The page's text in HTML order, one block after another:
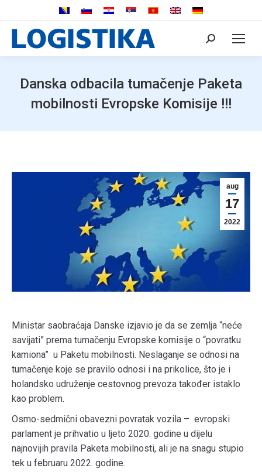
Search:
Danska odbacila tumačenje Paketa
mobilnosti Evropske Komisije !!!
aug
17
2022
Ministar saobraćaja Danske izjavio je da se zemlja “neće
savijati” prema tumačenju Evropske komisije o “povratku
kamiona” u Paketu mobilnosti. Neslaganje se odnosi na
tumačenje koje se pravilo odnosi i na prikolice, što je i
holandsko udruženje cestovnog prevoza također istaklo
kao problem.
Osmo-sedmični obavezni povratak vozila – evropski
parlament je prihvatio u ljeto 2020. godine u dijelu
najnovijih pravila Paketa mobilnosti, ali je na snagu stupio
tek u februaru 2022. godine.